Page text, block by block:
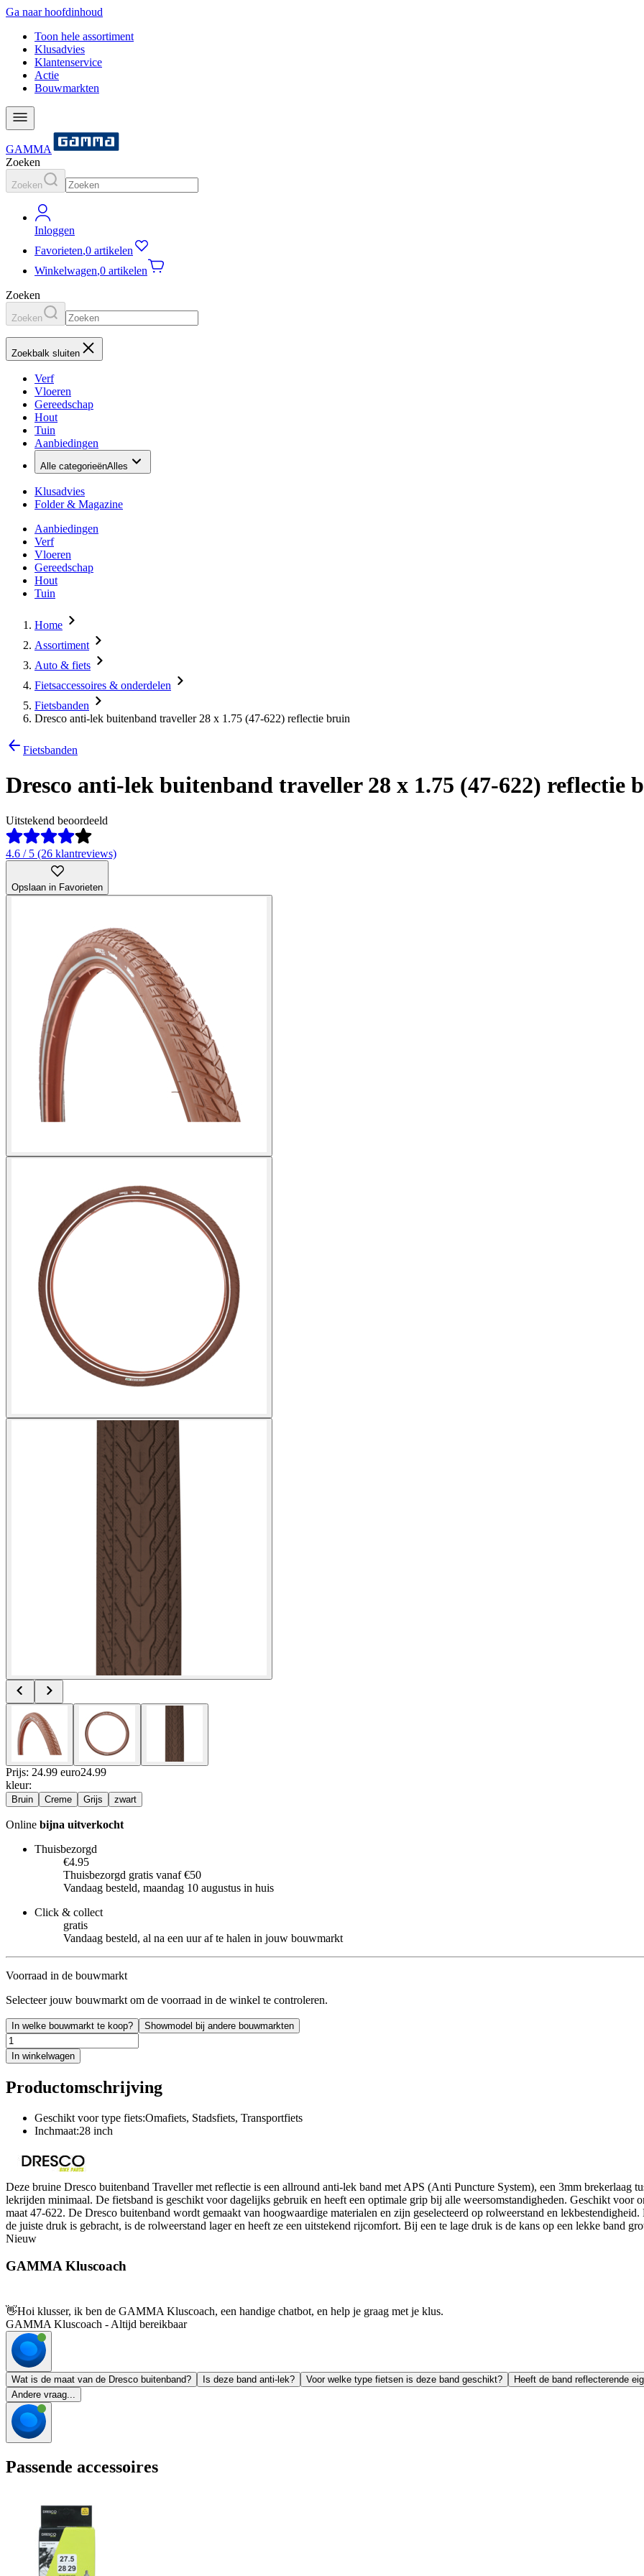
Ga naar hoofdinhoud
Toon hele assortiment
Klusadvies
Klantenservice
Actie
Bouwmarkten
GAMMA
Zoeken
Zoeken
Inloggen
Favorieten,0 artikelen
Winkelwagen,0 artikelen
Zoeken
Zoeken
Zoekbalk sluiten
Verf
Vloeren
Gereedschap
Hout
Tuin
Aanbiedingen
Alle categorieënAlles
Klusadvies
Folder & Magazine
Aanbiedingen
Verf
Vloeren
Gereedschap
Hout
Tuin
Home
Assortiment
Auto & fiets
Fietsaccessoires & onderdelen
Fietsbanden
Dresco anti-lek buitenband traveller 28 x 1.75 (47-622) reflectie bruin
Fietsbanden
Dresco anti-lek buitenband traveller 28 x 1.75 (47-622) reflectie
Uitstekend beoordeeld
4.6 / 5 (26 klantreviews)
Opslaan in Favorieten
Prijs: 24.99 euro24.99
kleur:
Bruin Creme Grijs zwart
Online bijna uitverkocht
Thuisbezorgd
€4.95
Thuisbezorgd gratis vanaf €50
Vandaag besteld, maandag 10 augustus in huis
Click & collect
gratis
Vandaag besteld, al na een uur af te halen in jouw bouwmarkt
Voorraad in de bouwmarkt
Selecteer jouw bouwmarkt om de voorraad in de winkel te controleren.
In welke bouwmarkt te koop? Showmodel bij andere bouwmarkten
In winkelwagen
Productomschrijving
Geschikt voor type fiets:Omafiets, Stadsfiets, Transportfiets
Inchmaat:28 inch
Deze bruine Dresco buitenband Traveller met reflectie is een allround anti-lek band met APS (Anti Puncture System), een 3mm brekerlaag
lekrijden minimaal. De fietsband is geschikt voor dagelijks gebruik en heeft een optimale grip bij alle weersomstandigheden. Geschikt voor
maat 47-622. De Dresco buitenband wordt gemaakt van hoogwaardige materialen en zijn geselecteerd op rolweerstand en
de juiste druk is gebracht, is de rolweerstand lager en heeft ze een uitstekend rijcomfort. Bij een te lage druk is de kans op een lekke band
Nieuw
GAMMA Kluscoach
👋Hoi klusser, ik ben de GAMMA Kluscoach, een handige chatbot, en help je graag met je klus.
GAMMA Kluscoach - Altijd bereikbaar
Wat is de maat van de Dresco buitenband? Is deze band anti-lek? Voor welke type fietsen is deze band geschikt? Heeft de band reflecterende
Andere vraag...
Passende accessoires